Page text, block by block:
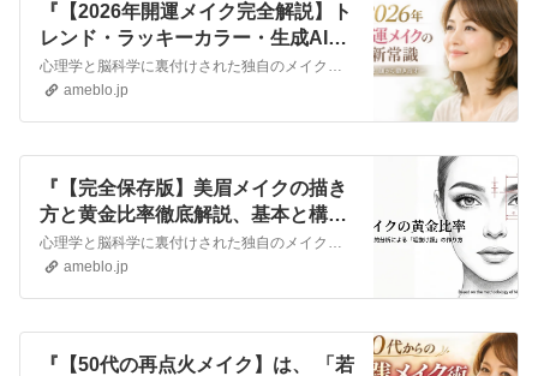
『【2026年開運メイク完全解説】ト
レンド・ラッキーカラー・生成AIが
美容業界を変える理由』
心理学と脳科学に裏付けされた独自のメイクアップ法で、お仕事をされている女性の集客や成約率、売上を上げるためのビジネスメイクアップ専門家の化粧師秀です。 ▼化粧…
ameblo.jp
『【完全保存版】美眉メイクの描き
方と黄金比率徹底解説、基本と構造
的分析で眉の悩みを克服して！』 心理学と脳科学に裏付けされた独自のメイクアップ法で、お仕事をされている女性の集客や成約率、売上を上げるためのビジネスメイクアップ専門家の化粧師秀です。 ▼化粧…
ameblo.jp
『【50代の再点火メイク】は、 「若